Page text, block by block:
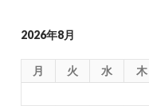
2026年8月
月 火 水 木